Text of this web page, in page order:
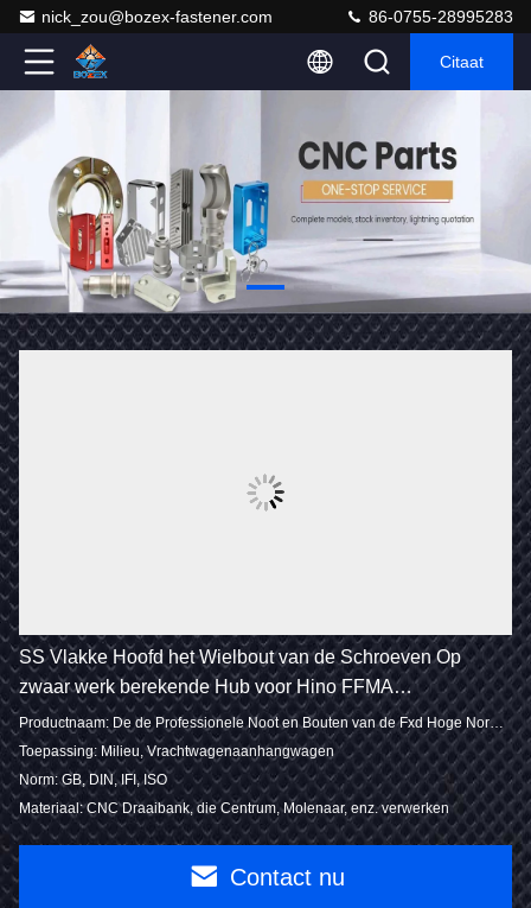
nick_zou@bozex-fastener.com 86-0755-28995283
Citaat
SS Vlakke Hoofd het Wielbout van de Schroeven Op
zwaar werk berekende Hub voor Hino FFMA
Achterm20x1.5
Productnaam: De de Professionele Noot en Bouten van de Fxd Hoge Norm voor Vrachtwagenaanhangwagen
Toepassing: Milieu, Vrachtwagenaanhangwagen
Norm: GB, DIN, IFI, ISO
Materiaal: CNC Draaibank, die Centrum, Molenaar, enz. verwerken
Contact nu